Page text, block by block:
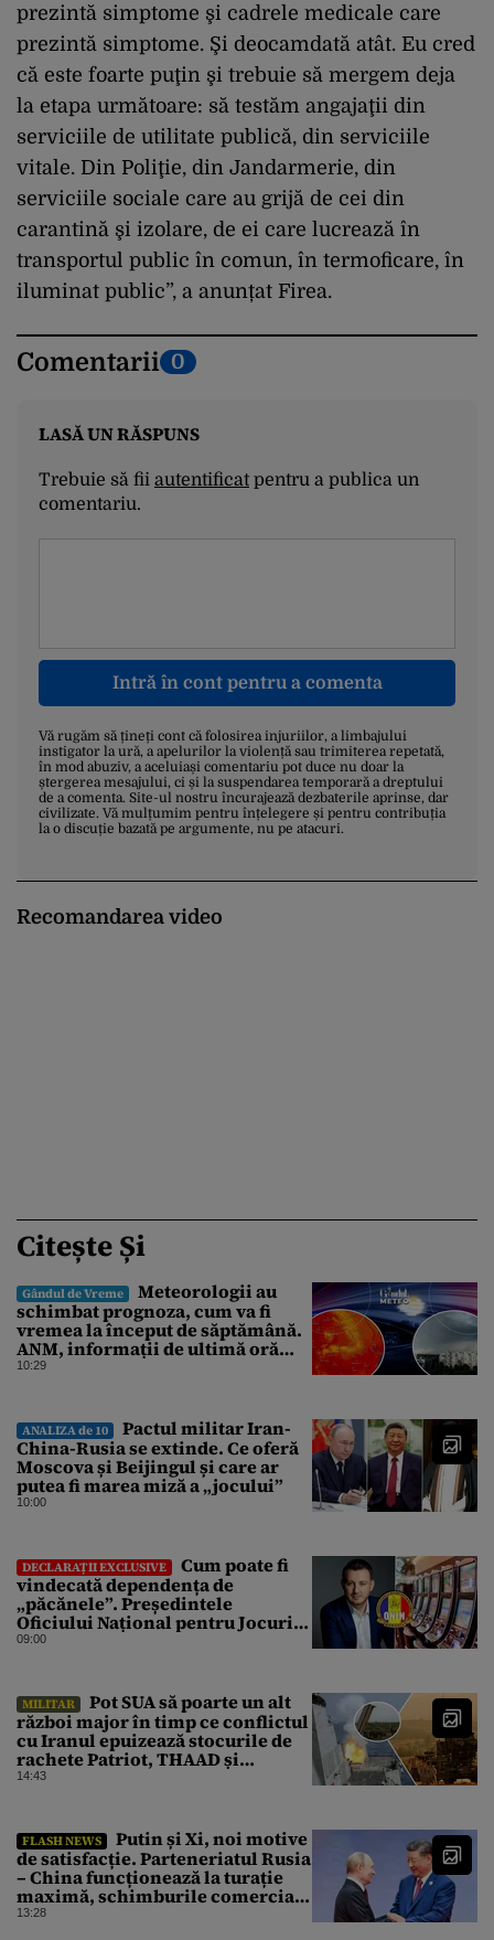
prezintă simptome şi cadrele medicale care
prezintă simptome. Şi deocamdată atât. Eu cred
că este foarte puţin şi trebuie să mergem deja
la etapa următoare: să testăm angajaţii din
serviciile de utilitate publică, din serviciile
vitale. Din Poliţie, din Jandarmerie, din
serviciile sociale care au grijă de cei din
carantină şi izolare, de ei care lucrează în
transportul public în comun, în termoficare, în
iluminat public”, a anunțat Firea.
Comentarii 0
LASĂ UN RĂSPUNS
Trebuie să fii autentificatpentru a publica un
comentariu.
Intră în cont pentru a comenta
Vă rugăm să țineți cont că folosirea injuriilor, a limbajului
instigator la ură, a apelurilor la violență sau trimiterea repetată,
în mod abuziv, a aceluiași comentariu pot duce nu doar la
ștergerea mesajului, ci și la suspendarea temporară a dreptului
de a comenta. Site-ul nostru încurajează dezbaterile aprinse, dar
civilizate. Vă mulțumim pentru înțelegere și pentru contribuția
la o discuție bazată pe argumente, nu pe atacuri.
Recomandarea video
Citește Și
Gândul de Vreme
Meteorologii au
schimbat prognoza, cum va fi
vremea la început de săptămână.
ANM, informații de ultimă oră
pentru Gândul
10:29
ANALIZA de 10
Pactul militar Iran-
China-Rusia se extinde. Ce oferă
Moscova și Beijingul și care ar
putea fi marea miză a „jocului”
10:00
DECLARAȚII EXCLUSIVE
Cum poate fi
vindecată dependența de
„păcănele”. Președintele
Oficiului Național pentru Jocuri
de Noroc propune o ordonanță de
unică
09:00
MILITAR
Pot SUA să poarte un alt
război major în timp ce conflictul
cu Iranul epuizează stocurile de
rachete Patriot, THAAD și
Tomahawk?
14:43
FLASH NEWS
Putin și Xi, noi motive
de satisfacție. Parteneriatul Rusia
– China funcționează la turație
maximă, schimburile comerciale
ating niveluri record
13:28